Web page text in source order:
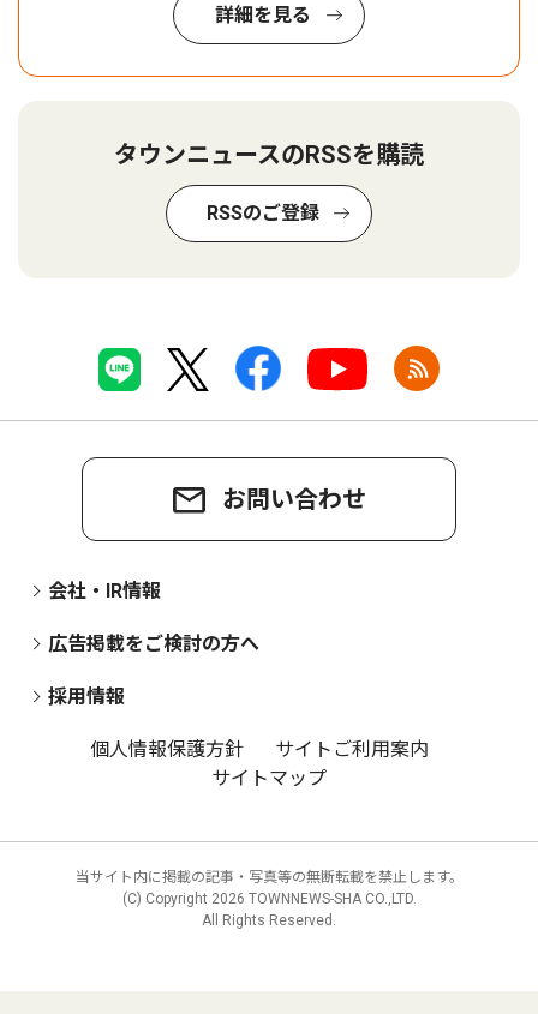
詳細を見る
タウンニュースのRSSを購読
RSSのご登録
お問い合わせ
会社・IR情報
広告掲載をご検討の方へ
採用情報
個人情報保護方針
サイトご利用案内
サイトマップ
当サイト内に掲載の記事・写真等の無断転載を禁止します。
(C) Copyright 2026 TOWNNEWS-SHA CO.,LTD.
All Rights Reserved.